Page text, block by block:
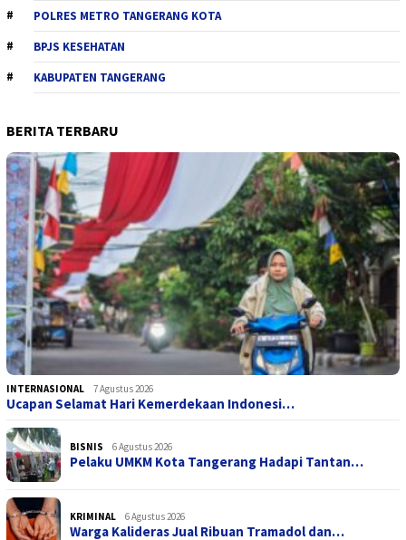
POLRES METRO TANGERANG KOTA
BPJS KESEHATAN
KABUPATEN TANGERANG
BERITA TERBARU
INTERNASIONAL 7 Agustus 2026
Ucapan Selamat Hari Kemerdekaan Indonesi…
BISNIS 6 Agustus 2026
Pelaku UMKM Kota Tangerang Hadapi Tantan…
KRIMINAL 6 Agustus 2026
Warga Kalideras Jual Ribuan Tramadol dan…